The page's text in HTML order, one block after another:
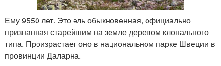
Ему 9550 лет. Это ель обыкновенная, официально
признанная старейшим на земле деревом клонального
типа. Произрастает оно в национальном парке Швеции в
провинции Даларна.